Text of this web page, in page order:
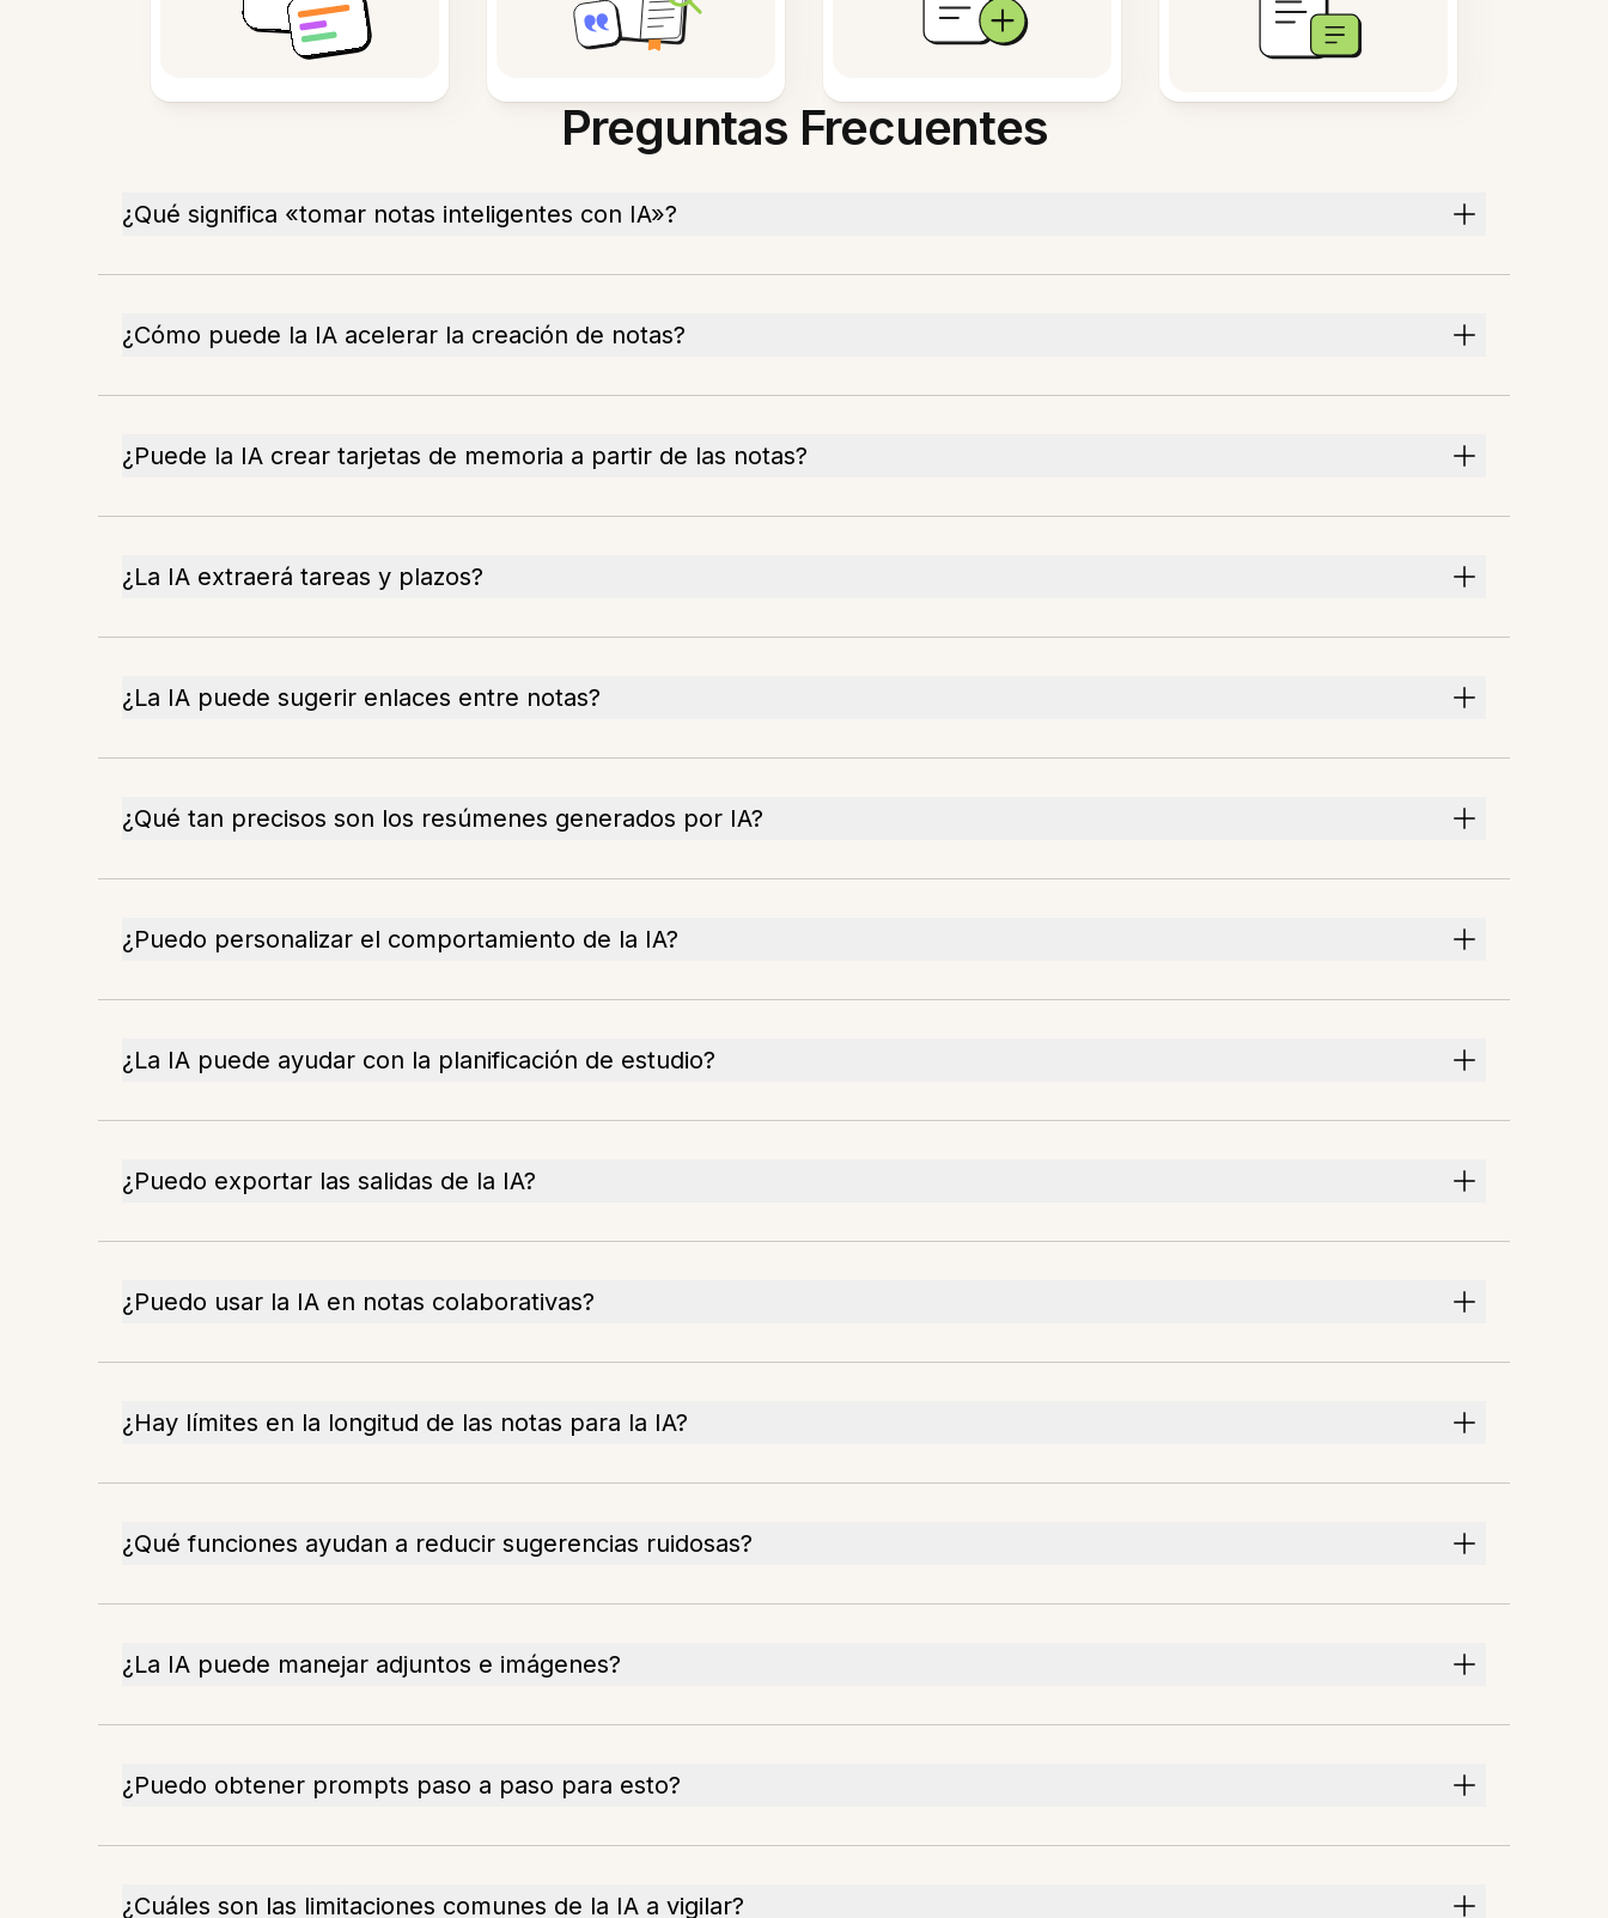
Preguntas Frecuentes
¿Qué significa «tomar notas inteligentes con IA»?
¿Cómo puede la IA acelerar la creación de notas?
¿Puede la IA crear tarjetas de memoria a partir de las notas?
¿La IA extraerá tareas y plazos?
¿La IA puede sugerir enlaces entre notas?
¿Qué tan precisos son los resúmenes generados por IA?
¿Puedo personalizar el comportamiento de la IA?
¿La IA puede ayudar con la planificación de estudio?
¿Puedo exportar las salidas de la IA?
¿Puedo usar la IA en notas colaborativas?
¿Hay límites en la longitud de las notas para la IA?
¿Qué funciones ayudan a reducir sugerencias ruidosas?
¿La IA puede manejar adjuntos e imágenes?
¿Puedo obtener prompts paso a paso para esto?
¿Cuáles son las limitaciones comunes de la IA a vigilar?